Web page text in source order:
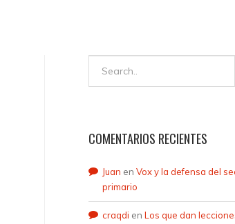
COMENTARIOS RECIENTES
Juan en Vox y la defensa del
primario
craqdi en Los que dan